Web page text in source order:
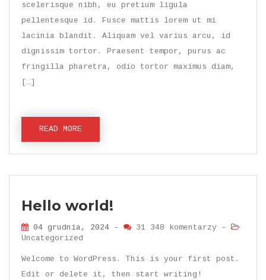
scelerisque nibh, eu pretium ligula
pellentesque id. Fusce mattis lorem ut mi
lacinia blandit. Aliquam vel varius arcu, id
dignissim tortor. Praesent tempor, purus ac
fringilla pharetra, odio tortor maximus diam,
[…]
READ MORE
Hello world!
04 grudnia, 2024 - 31 348 komentarzy -
Uncategorized
Welcome to WordPress. This is your first post.
Edit or delete it, then start writing!